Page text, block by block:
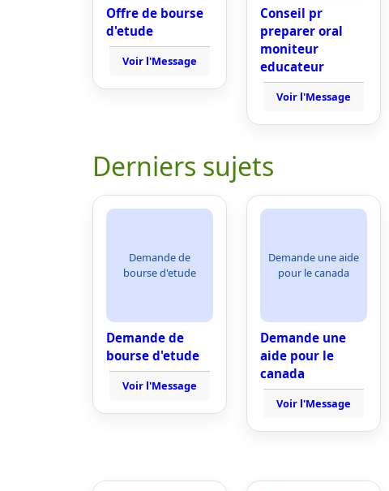
Offre de bourse
d'etude
Voir l'Message
Conseil pr
preparer oral
moniteur
educateur
Voir l'Message
Derniers sujets
Demande de
bourse d'etude
Demande de
bourse d'etude
Voir l'Message
Demande une aide
pour le canada
Demande une
aide pour le
canada
Voir l'Message